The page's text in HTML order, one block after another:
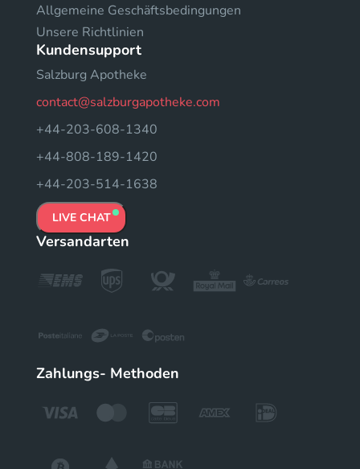
Allgemeine Geschäftsbedingungen
Unsere Richtlinien
Kundensupport
Salzburg Apotheke
contact@salzburgapotheke.com
+44-203-608-1340
+44-808-189-1420
+44-203-514-1638
LIVE CHAT
Versandarten
Zahlungs- Methoden